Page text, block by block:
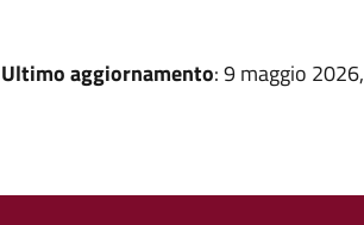
Ultimo aggiornamento: 9 maggio